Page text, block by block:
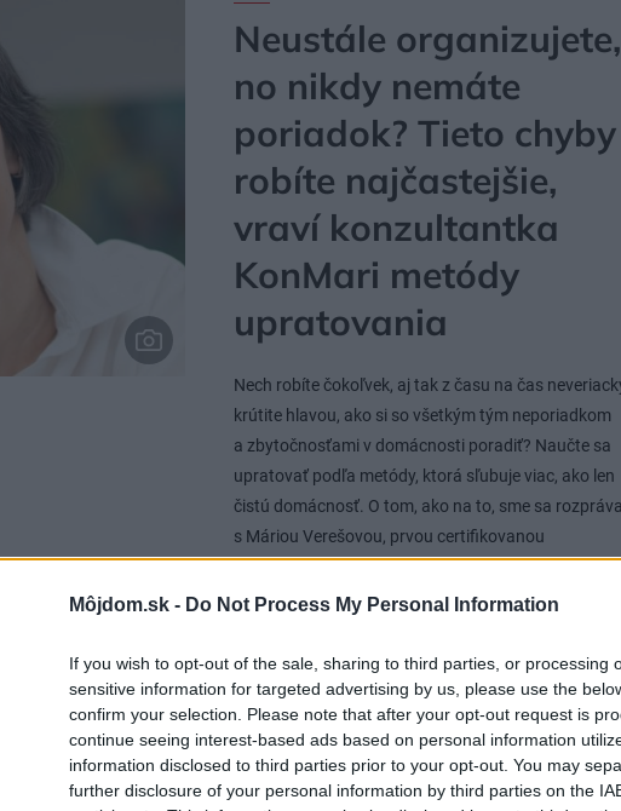
Môjdom.sk - Do Not Process My Personal Information
If you wish to opt-out of the sale, sharing to third parties, or processing
sensitive information for targeted advertising by us, please use the
confirm your selection. Please note that after your opt-out request is
continue seeing interest-based ads based on personal information
information disclosed to third parties prior to your opt-out. You may
further disclosure of your personal information by third parties on the
Neustále organizujete,
no nikdy nemáte
poriadok? Tieto chyby
robíte najčastejšie,
vraví konzultantka
KonMari metódy
upratovania
Nech robíte čokoľvek, aj tak z času na čas
krútite hlavou, ako si so všetkým tým neporiadkom
a zbytočnosťami v domácnosti poradiť? Naučte sa
upratovať podľa metódy, ktorá sľubuje viac, ako len
čistú domácnosť. O tom, ako na to, sme sa
s Máriou Verešovou, prvou certifikovanou
konzultantkou KonMari metódy na Slovensku.
23. 01. 2024
DOPLNKY
DIY: Nástenná polica